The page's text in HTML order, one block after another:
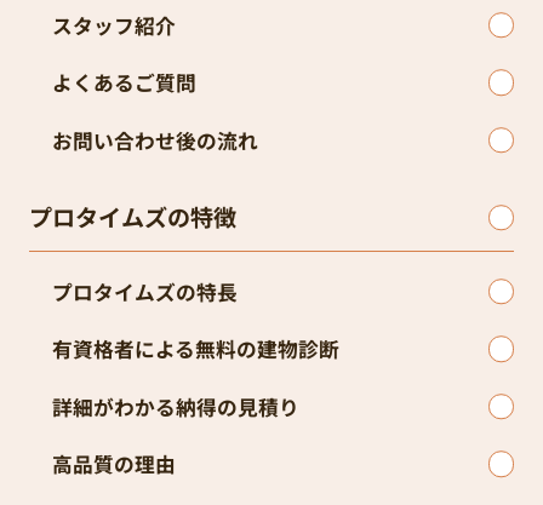
スタッフ紹介
よくあるご質問
お問い合わせ後の流れ
プロタイムズの特徴
プロタイムズの特長
有資格者による無料の建物診断
詳細がわかる納得の見積り
高品質の理由